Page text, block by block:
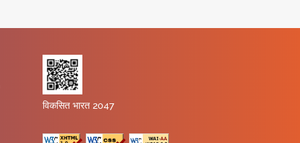
विकसित भारत 2047